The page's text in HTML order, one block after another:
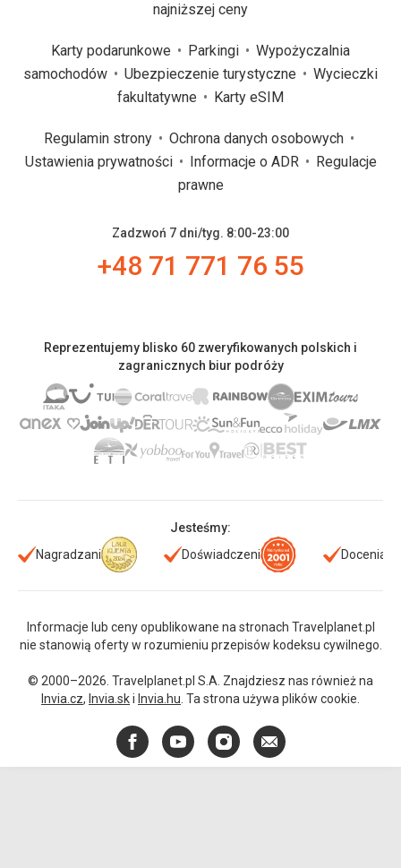
najniższej ceny
Karty podarunkowe Parkingi
Wypożyczalnia
samochodów
Ubezpieczenie turystyczne
Wycieczki
fakultatywne
Karty eSIM
Regulamin strony
Ochrona danych osobowych
Ustawienia prywatności
Informacje o ADR
Regulacje
prawne
Zadzwoń 7 dni/tyg. 8:00-23:00
+48 71 771 76 55
Reprezentujemy blisko 60 zweryfikowanych polskich i
zagranicznych biur podróży
Jesteśmy:
Nagradzani
Doświadczeni Doceniani
Informacje lub ceny opublikowane na stronach Travelplanet.pl
nie stanowią oferty w rozumieniu przepisów kodeksu cywilnego.
© 2000–2026. Travelplanet.pl S.A. Znajdziesz nas również na
Invia.cz, Invia.ski Invia.hu . Ta strona używa plików cookie.
FacebookYouTubeInstagram
E-
mail